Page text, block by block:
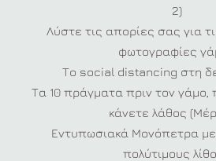
2)
Λύστε τις απορίες σας για
φωτογραφίες
Το social distancing στη
Τα 10 πράγματα πριν τον γάμο,
κάνετε λάθος
Εντυπωσιακά Μονόπετρα
πολύτιμους